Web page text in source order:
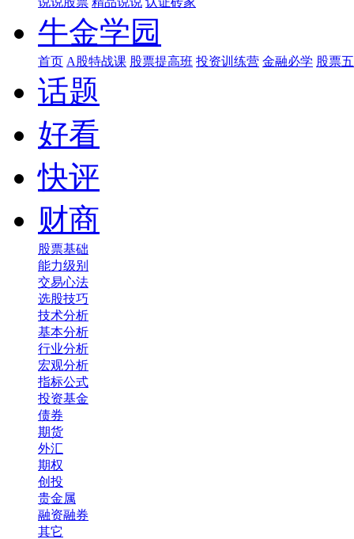
牛金学园
首页 A股特战课 股票提高班 投资训练营 金融必学 股票
话题
好看
快评
财商
股票基础
能力级别
交易心法
选股技巧
技术分析
基本分析
行业分析
宏观分析
指标公式
投资基金
债券
期货
外汇
期权
创投
贵金属
融资融券
其它